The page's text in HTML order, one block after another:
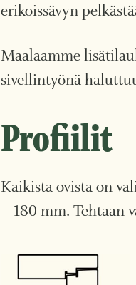
erikoissävyn
Maalaamme
sivellintyönä
Profiilit
Kaikista ovista on
– 180 mm. Tehtaan